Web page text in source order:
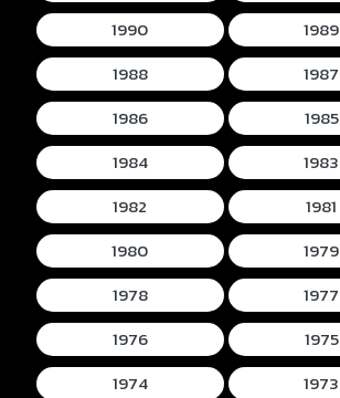
1990
1989
1988
1987
1986
1985
1984
1983
1982
1981
1980
1979
1978
1977
1976
1975
1974
1973